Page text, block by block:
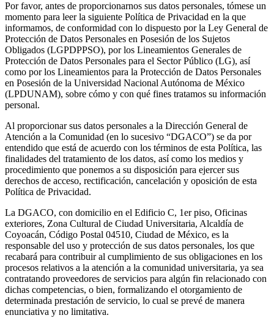
Por favor, antes de proporcionarnos sus datos personales, tómese un
momento para leer la siguiente Política de Privacidad en la que
informamos, de conformidad con lo dispuesto por la Ley General de
Protección de Datos Personales en Posesión de los Sujetos
Obligados (LGPDPPSO), por los Lineamientos Generales de
Protección de Datos Personales para el Sector Público (LG), así
como por los Lineamientos para la Protección de Datos Personales
en Posesión de la Universidad Nacional Autónoma de México
(LPDUNAM), sobre cómo y con qué fines tratamos su información
personal.
Al proporcionar sus datos personales a la Dirección General de
Atención a la Comunidad (en lo sucesivo “DGACO”) se da por
entendido que está de acuerdo con los términos de esta Política, las
finalidades del tratamiento de los datos, así como los medios y
procedimiento que ponemos a su disposición para ejercer sus
derechos de acceso, rectificación, cancelación y oposición de esta
Política de Privacidad.
La DGACO, con domicilio en el Edificio C, 1er piso, Oficinas
exteriores, Zona Cultural de Ciudad Universitaria, Alcaldía de
Coyoacán, Código Postal 04510, Ciudad de México, es la
responsable del uso y protección de sus datos personales, los que
recabará para contribuir al cumplimiento de sus obligaciones en los
procesos relativos a la atención a la comunidad universitaria, ya sea
contratando proveedores de servicios para algún fin relacionado con
dichas competencias, o bien, formalizando el otorgamiento de
determinada prestación de servicio, lo cual se prevé de manera
enunciativa y no limitativa.